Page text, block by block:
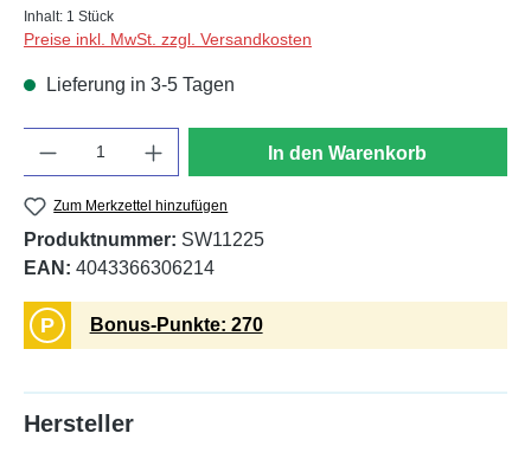
Inhalt: 1 Stück
Preise inkl. MwSt. zzgl. Versandkosten
Lieferung in 3-5 Tagen
In den Warenkorb
Zum Merkzettel hinzufügen
Produktnummer: SW11225
EAN: 4043366306214
P Bonus-Punkte: 270
Hersteller